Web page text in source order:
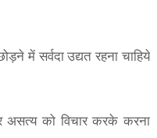
में सर्वदा उद्यत रहना चाहिये
असत्य को विचार करकेकरना